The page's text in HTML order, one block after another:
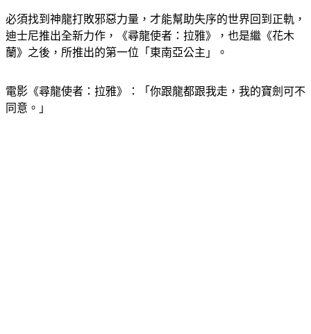
必須找到神龍打敗邪惡力量，才能幫助失序的世界回到正軌，
迪士尼推出全新力作，《尋龍使者：拉雅》，也是繼《花木
蘭》之後，所推出的第一位「東南亞公主」。
電影《尋龍使者：拉雅》：「你跟龍都跟我走，我的寶劍可不
同意。」